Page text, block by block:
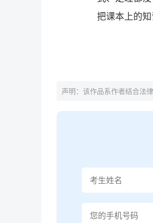
把课本上的知
声明：该作品系作者结合法